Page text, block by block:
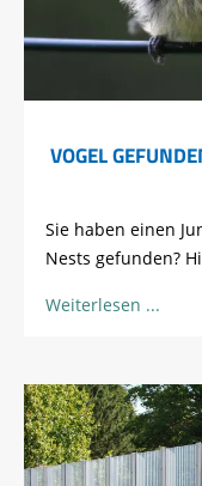
VOGEL
Sie haben einen
Nests gefunden?
Weiterlesen